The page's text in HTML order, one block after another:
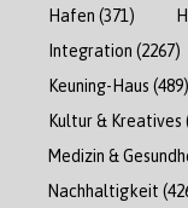
Hafen (371)
Integration (2267)
Keuning-Haus (489)
Kultur & Kreatives
Medizin &
Nachhaltigkeit